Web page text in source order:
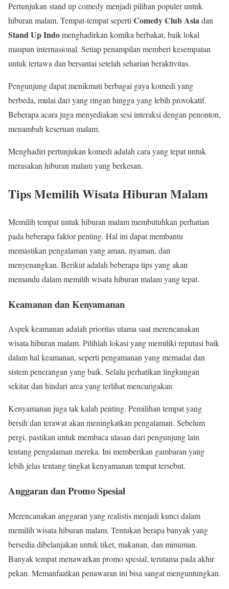
Pertunjukan stand up comedy menjadi pilihan populer untuk
hiburan malam. Tempat-tempat seperti Comedy Club Asiadan
Stand Up Indomenghadirkan komika berbakat, baik lokal
maupun internasional. Setiap penampilan memberi kesempatan
untuk tertawa dan bersantai setelah seharian beraktivitas.
Pengunjung dapat menikmati berbagai gaya komedi yang
berbeda, mulai dari yang ringan hingga yang lebih provokatif.
Beberapa acara juga menyediakan sesi interaksi dengan penonton,
menambah keseruan malam.
Menghadiri pertunjukan komedi adalah cara yang tepat untuk
merasakan hiburan malam yang berkesan.
Tips Memilih Wisata Hiburan Malam
Memilih tempat untuk hiburan malam membutuhkan perhatian
pada beberapa faktor penting. Hal ini dapat membantu
memastikan pengalaman yang aman, nyaman, dan
menyenangkan. Berikut adalah beberapa tips yang akan
memandu dalam memilih wisata hiburan malam yang tepat.
Keamanan dan Kenyamanan
Aspek keamanan adalah prioritas utama saat merencanakan
wisata hiburan malam. Pilihlah lokasi yang memiliki reputasi baik
dalam hal keamanan, seperti pengamanan yang memadai dan
sistem penerangan yang baik. Selalu perhatikan lingkungan
sekitar dan hindari area yang terlihat mencurigakan.
Kenyamanan juga tak kalah penting. Pemilihan tempat yang
bersih dan terawat akan meningkatkan pengalaman. Sebelum
pergi, pastikan untuk membaca ulasan dari pengunjung lain
tentang pengalaman mereka. Ini memberikan gambaran yang
lebih jelas tentang tingkat kenyamanan tempat tersebut.
Anggaran dan Promo Spesial
Merencanakan anggaran yang realistis menjadi kunci dalam
memilih wisata hiburan malam. Tentukan berapa banyak yang
bersedia dibelanjakan untuk tiket, makanan, dan minuman.
Banyak tempat menawarkan promo spesial, terutama pada akhir
pekan. Memanfaatkan penawaran ini bisa sangat menguntungkan.